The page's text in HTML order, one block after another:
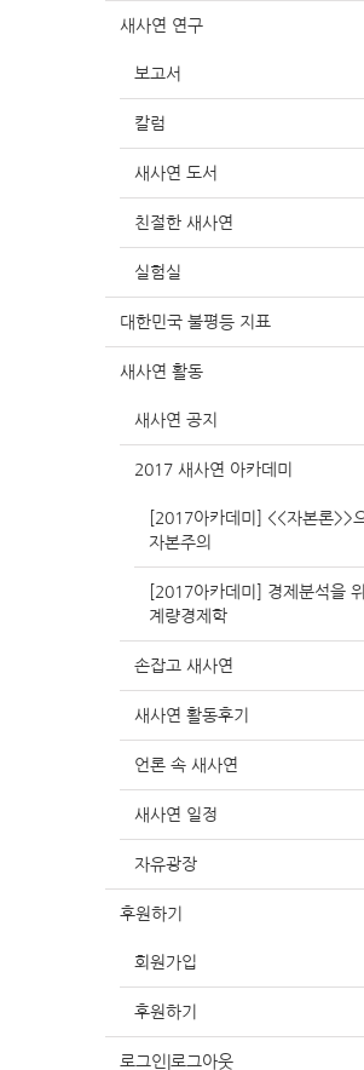
새사연 연구
보고서
칼럼
새사연 도서
친절한 새사연
실험실
대한민국 불평등 지표
새사연 활동
새사연 공지
2017 새사연 아카데미
[2017아카데미] <<자본론>>
자본주의
[2017아카데미] 경제분석을
계량경제학
손잡고 새사연
새사연 활동후기
언론 속 새사연
새사연 일정
자유광장
후원하기
회원가입
후원하기
로그인|로그아웃